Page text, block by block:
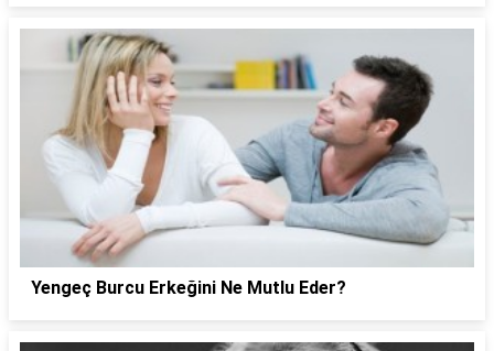
Yengeç Burcu Erkeğini Ne Mutlu Eder?